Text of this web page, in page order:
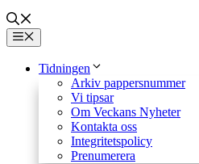
Meny
Tidningen
Arkiv pappersnummer
Vi tipsar
Om Veckans Nyheter
Kontakta oss
Integritetspolicy
Prenumerera